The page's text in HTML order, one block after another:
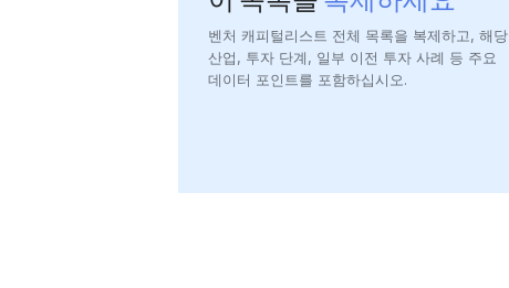
벤처 캐피털리스트 전체 목록을 복제하고, 해당
산업, 투자 단계, 일부 이전 투자 사례 등 주요
데이터 포인트를 포함하십시오.